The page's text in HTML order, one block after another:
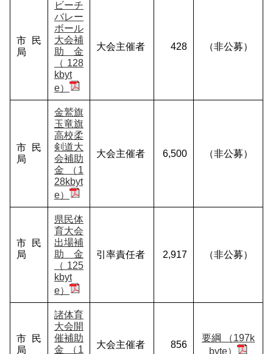
市民
局
ビーチ
バレー
ボール
大会補
助金
（128
kbyt
e）
大会主催者 428 （非公募）
市民
局
金鷲旗
玉竜旗
高校柔
剣道大
会補助
金 （1
28kbyt
e）
大会主催者 6,500 （非公募）
市民
局
県民体
育大会
出場補
助金
（125
kbyt
e）
引率責任者 2,917 （非公募）
市民
局
諸体育
大会開
催補助
金 （1
大会主催者 856
要綱 （197k
byte）